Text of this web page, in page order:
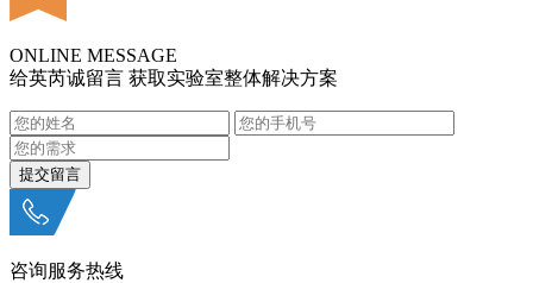
ONLINE MESSAGE
给英芮诚留言 获取实验室整体解决方案
咨询服务热线